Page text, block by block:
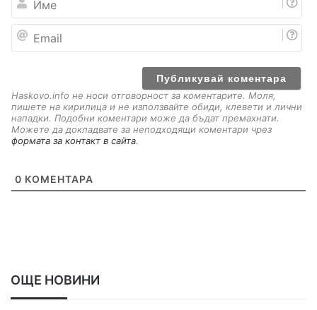
е
a
Haskovo.info не носи отговорност за коментарите. Моля,
пишете на кирилица и не използвайте обиди, клевети и лични
нападки. Подобни коментари може да бъдат премахнати.
Можете да докладвате за неподходящи коментари чрез
формата за контакт в сайта.
0 КОМЕНТАРА
ОЩЕ НОВИНИ